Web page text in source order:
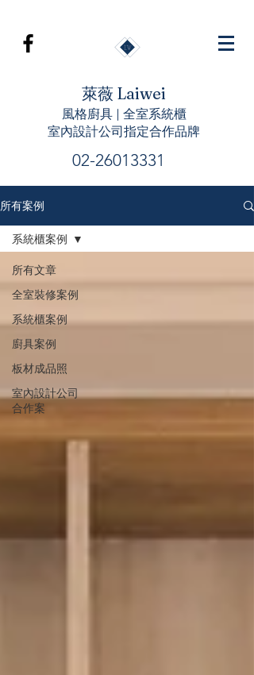
萊薇 Laiwei
風格廚具 | 全室系統櫃
室內設計公司指定合作品牌
02-26013331
所有案例
所有文章
全室裝修案例
系統櫃案例
廚具案例
板材成品照
室內設計公司
合作案
系統櫃案例